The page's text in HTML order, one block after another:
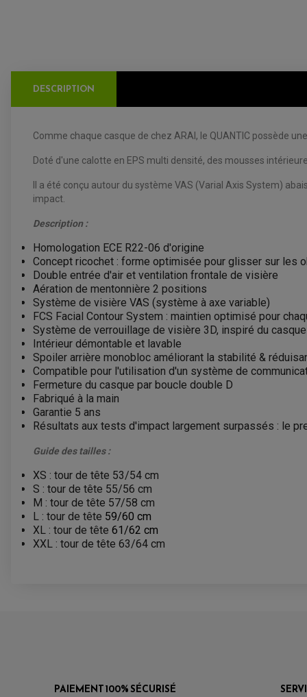
DESCRIPTION
Comme chaque casque de chez ARAI, le QUANTIC possède
Doté d'une calotte en EPS multi densité, des mousses
Il a été conçu autour du système VAS (Varial Axis System)
impact.
Description :
Homologation ECE R22-06 d'origine
Concept ricochet : forme optimisée pour glisser sur les
Double entrée d'air et ventilation frontale de visière
Aération de mentonnière 2 positions
Système de visière VAS (système à axe variable)
FCS Facial Contour System : maintien optimisé pour
Système de verrouillage de visière 3D, inspiré du
Intérieur démontable et lavable
Spoiler arrière monobloc améliorant la stabilité &
Compatible pour l'utilisation d'un système de
Fermeture du casque par boucle double D
Fabriqué à la main
Garantie 5 ans
Résultats aux tests d'impact largement surpassés : le
Guide des tailles :
XS : tour de tête 53/54 cm
S : tour de tête 55/56 cm
M : tour de tête 57/58 cm
L : tour de tête 59/60 cm
XL : tour de tête 61/62 cm
XXL : tour de tête 63/64 cm
PAIEMENT 100% SÉCURISÉ